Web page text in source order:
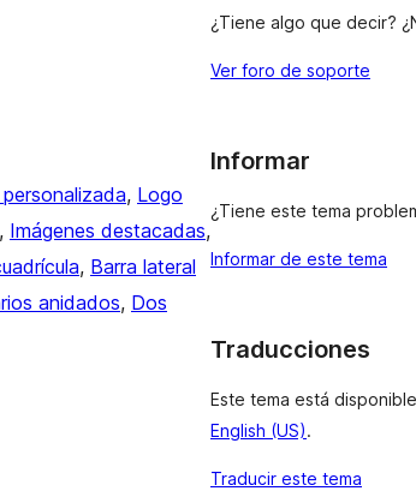
, Logo
, Imágenes destacadas
, Barra lateral
anidados, Dos
¿Tiene algo que decir?
Ver foro de soporte
Informar
¿Tiene este tema
Informar de este tema
Traducciones
Este tema está
English (US).
Traducir este tema